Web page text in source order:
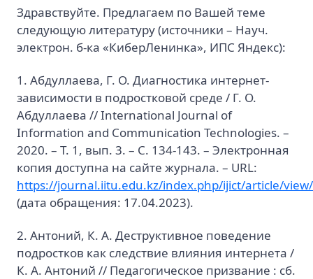
Здравствуйте. Предлагаем по Вашей теме
следующую литературу (источники – Науч.
электрон. б-ка «КиберЛенинка», ИПС Яндекс):
1. Абдуллаева, Г. О. Диагностика интернет-
зависимости в подростковой среде / Г. О.
Абдуллаева // International Journal of
Information and Communication Technologies. –
2020. – Т. 1, вып. 3. – С. 134-143. – Электронная
копия доступна на сайте журнала. – URL:
https://journal.iitu.edu.kz/index.php/ijict/article/
(дата обращения: 17.04.2023).
2. Антоний, К. А. Деструктивное поведение
подростков как следствие влияния интернета /
К. А. Антоний // Педагогическое призвание : сб.